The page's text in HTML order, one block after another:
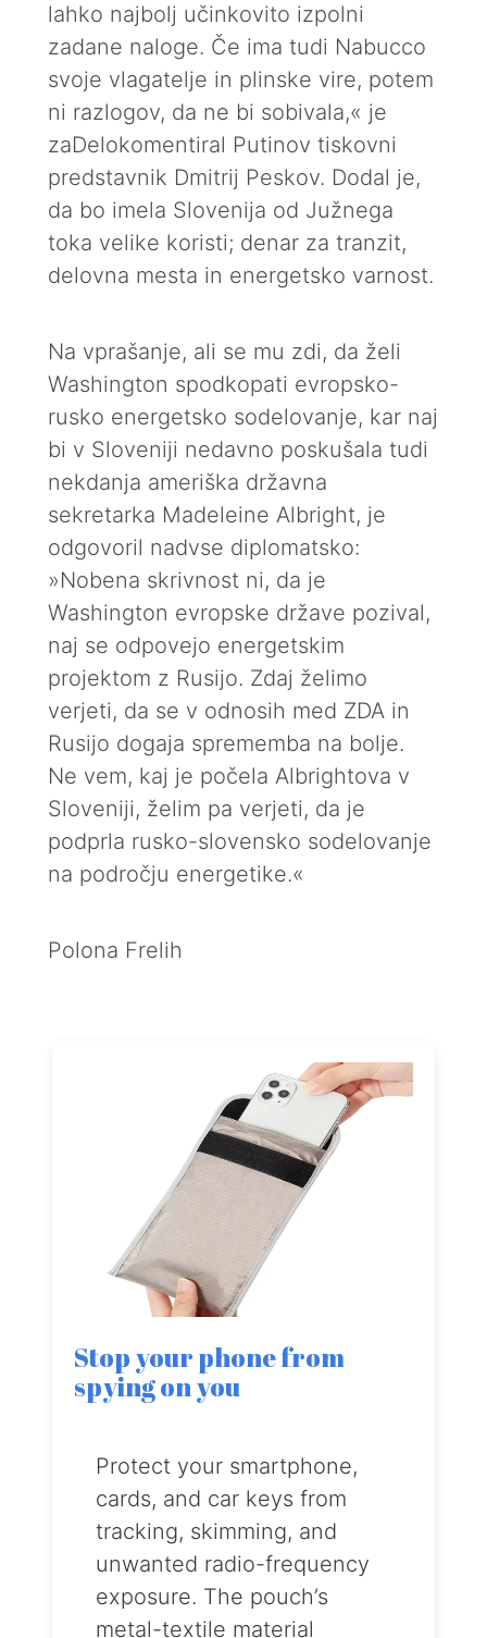
lahko najbolj učinkovito izpolni
zadane naloge. Če ima tudi Nabucco
svoje vlagatelje in plinske vire, potem
ni razlogov, da ne bi sobivala,« je
zaDelokomentiral Putinov tiskovni
predstavnik Dmitrij Peskov. Dodal je,
da bo imela Slovenija od Južnega
toka velike koristi; denar za tranzit,
delovna mesta in energetsko varnost.
Na vprašanje, ali se mu zdi, da želi
Washington spodkopati evropsko-
rusko energetsko sodelovanje, kar naj
bi v Sloveniji nedavno poskušala tudi
nekdanja ameriška državna
sekretarka Madeleine Albright, je
odgovoril nadvse diplomatsko:
»Nobena skrivnost ni, da je
Washington evropske države pozival,
naj se odpovejo energetskim
projektom z Rusijo. Zdaj želimo
verjeti, da se v odnosih med ZDA in
Rusijo dogaja sprememba na bolje.
Ne vem, kaj je počela Albrightova v
Sloveniji, želim pa verjeti, da je
podprla rusko-slovensko sodelovanje
na področju energetike.«
Polona Frelih
Stop your phone from
spying on you
Protect your smartphone,
cards, and car keys from
tracking, skimming, and
unwanted radio-frequency
exposure. The pouch’s
metal-textile material